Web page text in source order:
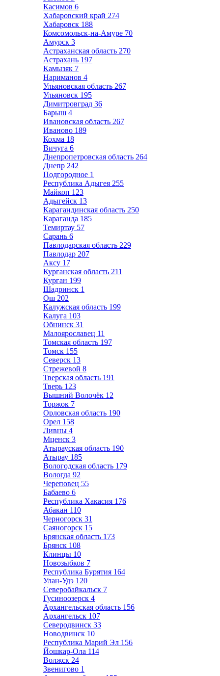
Касимов 6
Хабаровский край 274
Хабаровск 188
Комсомольск-на-Амуре 70
Амурск 3
Астраханская область 270
Астрахань 197
Камызяк 7
Нариманов 4
Ульяновская область 267
Ульяновск 195
Димитровград 36
Барыш 4
Ивановская область 267
Иваново 189
Кохма 18
Вичуга 6
Днепропетровская область 264
Днепр 242
Подгородное 1
Республика Адыгея 255
Майкоп 123
Адыгейск 13
Карагандинская область 250
Караганда 185
Темиртау 57
Сарань 6
Павлодарская область 229
Павлодар 207
Аксу 17
Курганская область 211
Курган 199
Шадринск 1
Ош 202
Калужская область 199
Калуга 103
Обнинск 31
Малоярославец 11
Томская область 197
Томск 155
Северск 13
Стрежевой 8
Тверская область 191
Тверь 123
Вышний Волочёк 12
Торжок 7
Орловская область 190
Орел 158
Ливны 4
Мценск 3
Атырауская область 190
Атырау 185
Вологодская область 179
Вологда 92
Череповец 55
Бабаево 6
Республика Хакасия 176
Абакан 110
Черногорск 31
Саяногорск 15
Брянская область 173
Брянск 108
Клинцы 10
Новозыбков 7
Республика Бурятия 164
Улан-Удэ 120
Северобайкальск 7
Гусиноозерск 4
Архангельская область 156
Архангельск 107
Северодвинск 33
Новодвинск 10
Республика Марий Эл 156
Йошкар-Ола 114
Волжск 24
Звенигово 1